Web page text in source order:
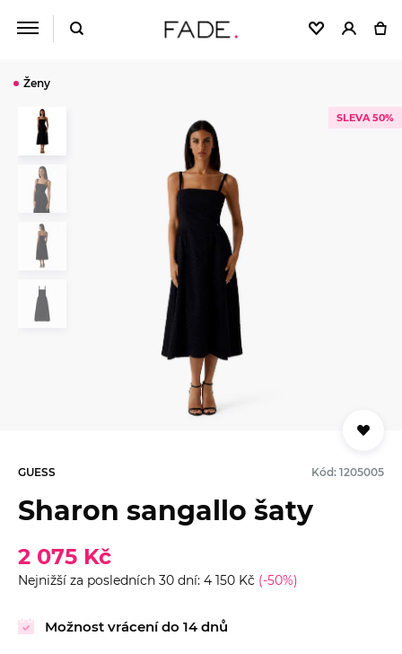
Ženy
SLEVA 50%
GUESS Kód: 1205005
Sharon sangallo šaty
2 075 Kč
Nejnižší za posledních 30 dní: 4 150 Kč (-50%)
Možnost vrácení do 14 dnů